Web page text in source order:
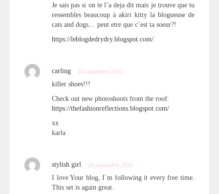
Je sais pas si on te l’a deja dit mais je trouve que tu
ressembles beaucoup à akiri kitty la blogueuse de
cats and dogs… peut etre que c’est ta soeur?!
https://leblogdedrydry.blogspot.com/
carling 16 septembre 2010
killer shoes!!!
Check out new photoshoots from the roof:
https://thefashionreflections.blogspot.com/
xx
karla
stylish girl 16 septembre 2010
I love Your blog, I`m following it every free time.
This set is again great.